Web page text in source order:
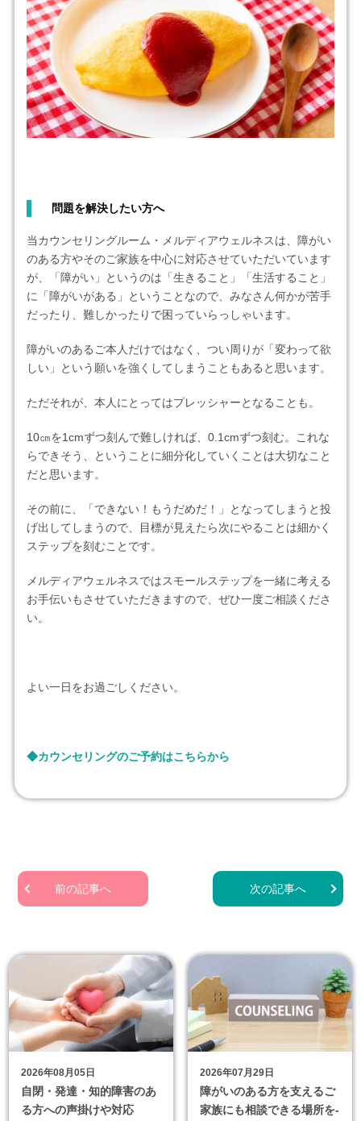
問題を解決したい方へ
当カウンセリングルーム・メルディアウェルネスは、障がい
のある方やそのご家族を中心に対応させていただいています
が、「障がい」というのは「生きること」「生活すること」
に「障がいがある」ということなので、みなさん何かが苦手
だったり、難しかったりで困っていらっしゃいます。
障がいのあるご本人だけではなく、つい周りが「変わって欲
しい」という願いを強くしてしまうこともあると思います。
ただそれが、本人にとってはプレッシャーとなることも。
10㎝を1cmずつ刻んで難しければ、0.1cmずつ刻む。これな
らできそう、ということに細分化していくことは大切なこと
だと思います。
その前に、「できない！もうだめだ！」となってしまうと投
げ出してしまうので、目標が見えたら次にやることは細かく
ステップを刻むことです。
メルディアウェルネスではスモールステップを一緒に考える
お手伝いもさせていただきますので、ぜひ一度ご相談くださ
い。
よい一日をお過ごしください。
◆カウンセリングのご予約はこちらから
前の記事へ 次の記事へ
2026年08月05日
自閉・発達・知的障害のあ
る方への声掛けや対応
2026年07月29日
障がいのある方を支えるご
家族にも相談できる場所を-